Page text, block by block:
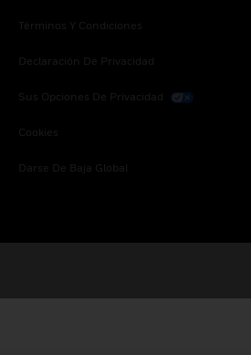
Términos Y Condiciones
Declaración De Privacidad
Sus Opciones De Privacidad
Cookies
Darse De Baja Global